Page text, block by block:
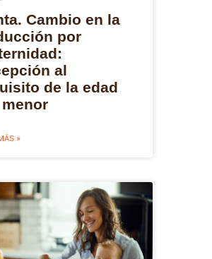
Cambio en la
por
al
de la edad
»